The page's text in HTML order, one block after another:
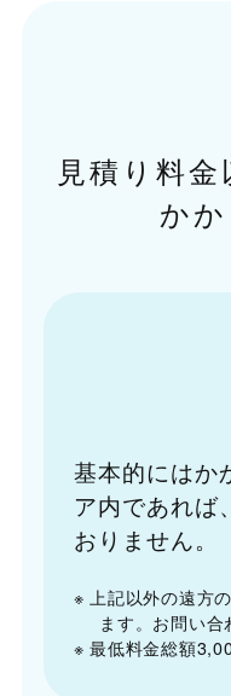
見積り料
か
基本的にはか
ア内であれば
おりません。
※ 上記以外の遠方
ます。お問い合
※ 最低料金総額